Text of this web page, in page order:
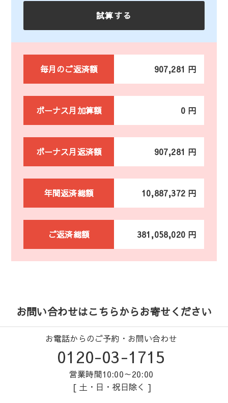
毎月のご返済額 907,281 円
ボーナス月加算額 0 円
ボーナス月返済額 907,281 円
年間返済総額 10,887,372 円
ご返済総額 381,058,020 円
お問い合わせはこちらからお寄せください
お電話からのご予約・お問い合わせ
0120-03-1715
営業時間10:00～20:00
[ 土・日・祝日除く ]